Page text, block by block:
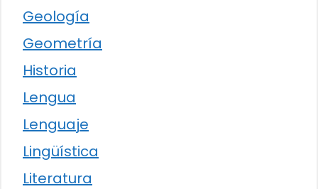
Geología
Geometría
Historia
Lengua
Lenguaje
Lingüística
Literatura